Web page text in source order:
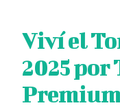
Viví el
2025 por